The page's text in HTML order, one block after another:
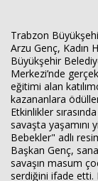
Trabzon
Arzu Genç, Kadın
Büyükşehir
Merkezi’nde
eğitimi alan
kazananlara
Etkinlikler
savaşta yaşamını
Bebekler" adlı
Başkan Genç,
savaşın masum
serdiğini ifade etti.